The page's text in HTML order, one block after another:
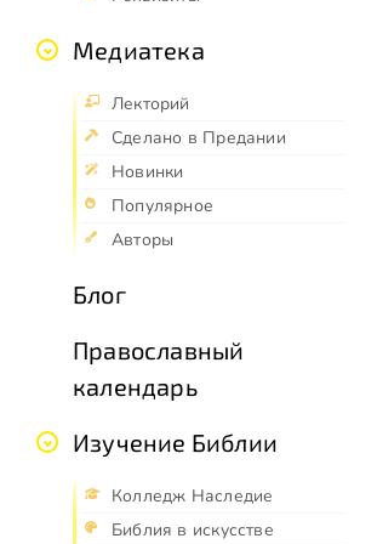
Медиатека
Лекторий
Сделано в Предании
Новинки
Популярное
Авторы
Блог
Православный
календарь
Изучение Библии
Колледж Наследие
Библия в искусстве